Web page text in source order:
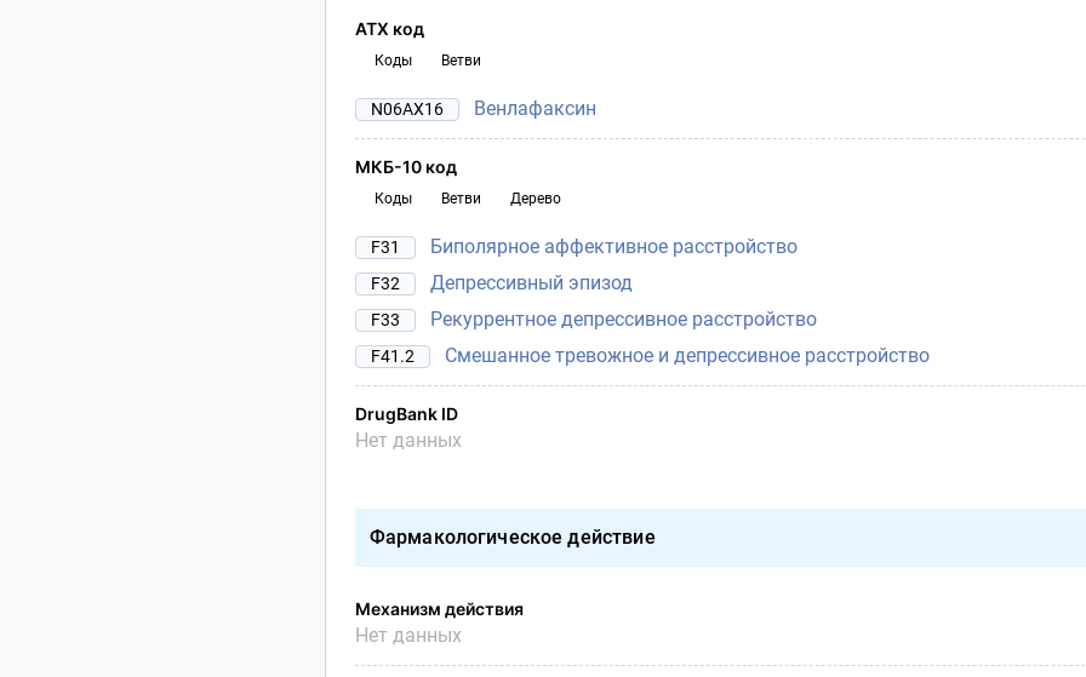
АТХ код
Коды Ветви
N06AX16 Венлафаксин
МКБ-10 код
Коды Ветви Дерево
F31 Биполярное аффективное расстройство
F32 Депрессивный эпизод
F33 Рекуррентное депрессивное расстройство
F41.2 Смешанное тревожное и депрессивное расстройство
DrugBank ID
Нет данных
Фармакологическое действие
Механизм действия
Нет данных